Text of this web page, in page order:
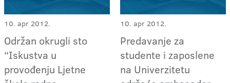
10. apr 2012.
Održan okrugli sto
“Iskustva u
provođenju Ljetne
10. apr 2012.
Predavanje za
studente i zaposlene
na Univerzitetu